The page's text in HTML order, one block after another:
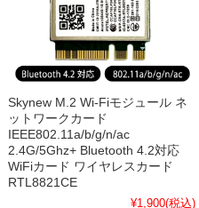
Skynew M.2 Wi-Fiモジュール ネ
ットワークカード
IEEE802.11a/b/g/n/ac
2.4G/5Ghz+ Bluetooth 4.2対応
WiFiカード ワイヤレスカード
RTL8821CE
¥1,900(税込)